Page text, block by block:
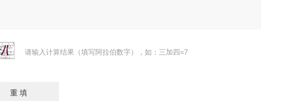
请输入计算结果（填写阿拉伯数字），如：三加四=7